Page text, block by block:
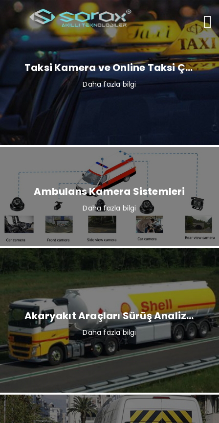
Taksi Kamera ve Online Taksi Çağırma sistemi
Daha fazla bilgi
Ambulans Kamera Sistemleri
Daha fazla bilgi
Akaryakıt Araçları Sürüş Analiz ve Kamera Sistemleri
Daha fazla bilgi